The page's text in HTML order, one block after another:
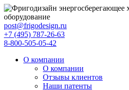
post@frigodesign.ru
+7 (495) 787-26-63
8-800-505-05-42
О компании
О компании
Отзывы клиентов
Наши патенты